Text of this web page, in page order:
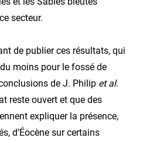
secteur.
de publier ces résultats, qui
moins pour le fossé de
de J. Philip et al.
reste ouvert et que des
expliquer la présence,
d’Éocène sur certains